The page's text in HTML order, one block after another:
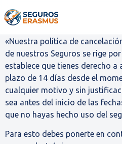
«Nuestra política de
de nuestros Seguros se rige
establece que tienes derecho a
plazo de 14 días desde el
cualquier motivo y sin
sea antes del inicio de las
que no hayas hecho uso del
Para esto debes ponerte en